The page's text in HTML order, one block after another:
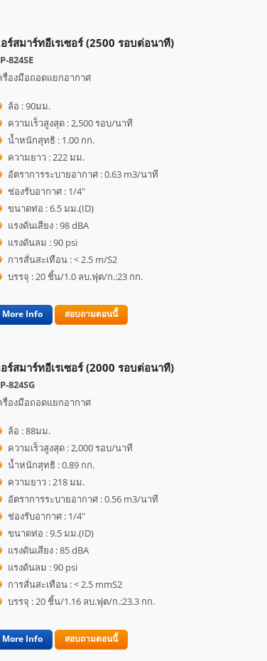
ร์สมาร์ทอีเรเซอร์ (2500 รอบต่อนาที)
824SE
รื่องมือถอดแยกอากาศ
ล้อ : 90มม.
ความเร็วสูงสุด : 2,500 รอบ/นาที
น้ำหนักสุทธิ : 1.00 กก.
ความยาว : 222 มม.
อัตราการระบายอากาศ : 0.63 m3/นาที
ช่องรับอากาศ : 1/4"
ขนาดท่อ : 6.5 มม.(ID)
แรงดันเสียง : 98 dBA
แรงดันลม : 90 psi
การสั่นสะเทือน : < 2.5 m/S2
บรรจุ : 20 ชิ้น/1.0 ลบ.ฟุต/ก.:23 กก.
More Info สอบถามตอนนี้
ร์สมาร์ทอีเรเซอร์ (2000 รอบต่อนาที)
824SG
รื่องมือถอดแยกอากาศ
ล้อ : 88มม.
ความเร็วสูงสุด : 2,000 รอบ/นาที
น้ำหนักสุทธิ : 0.89 กก.
ความยาว : 218 มม.
อัตราการระบายอากาศ : 0.56 m3/นาที
ช่องรับอากาศ : 1/4"
ขนาดท่อ : 9.5 มม.(ID)
แรงดันเสียง : 85 dBA
แรงดันลม : 90 psi
การสั่นสะเทือน : < 2.5 mmS2
บรรจุ : 20 ชิ้น/1.16 ลบ.ฟุต/ก.:23.3 กก.
More Info สอบถามตอนนี้